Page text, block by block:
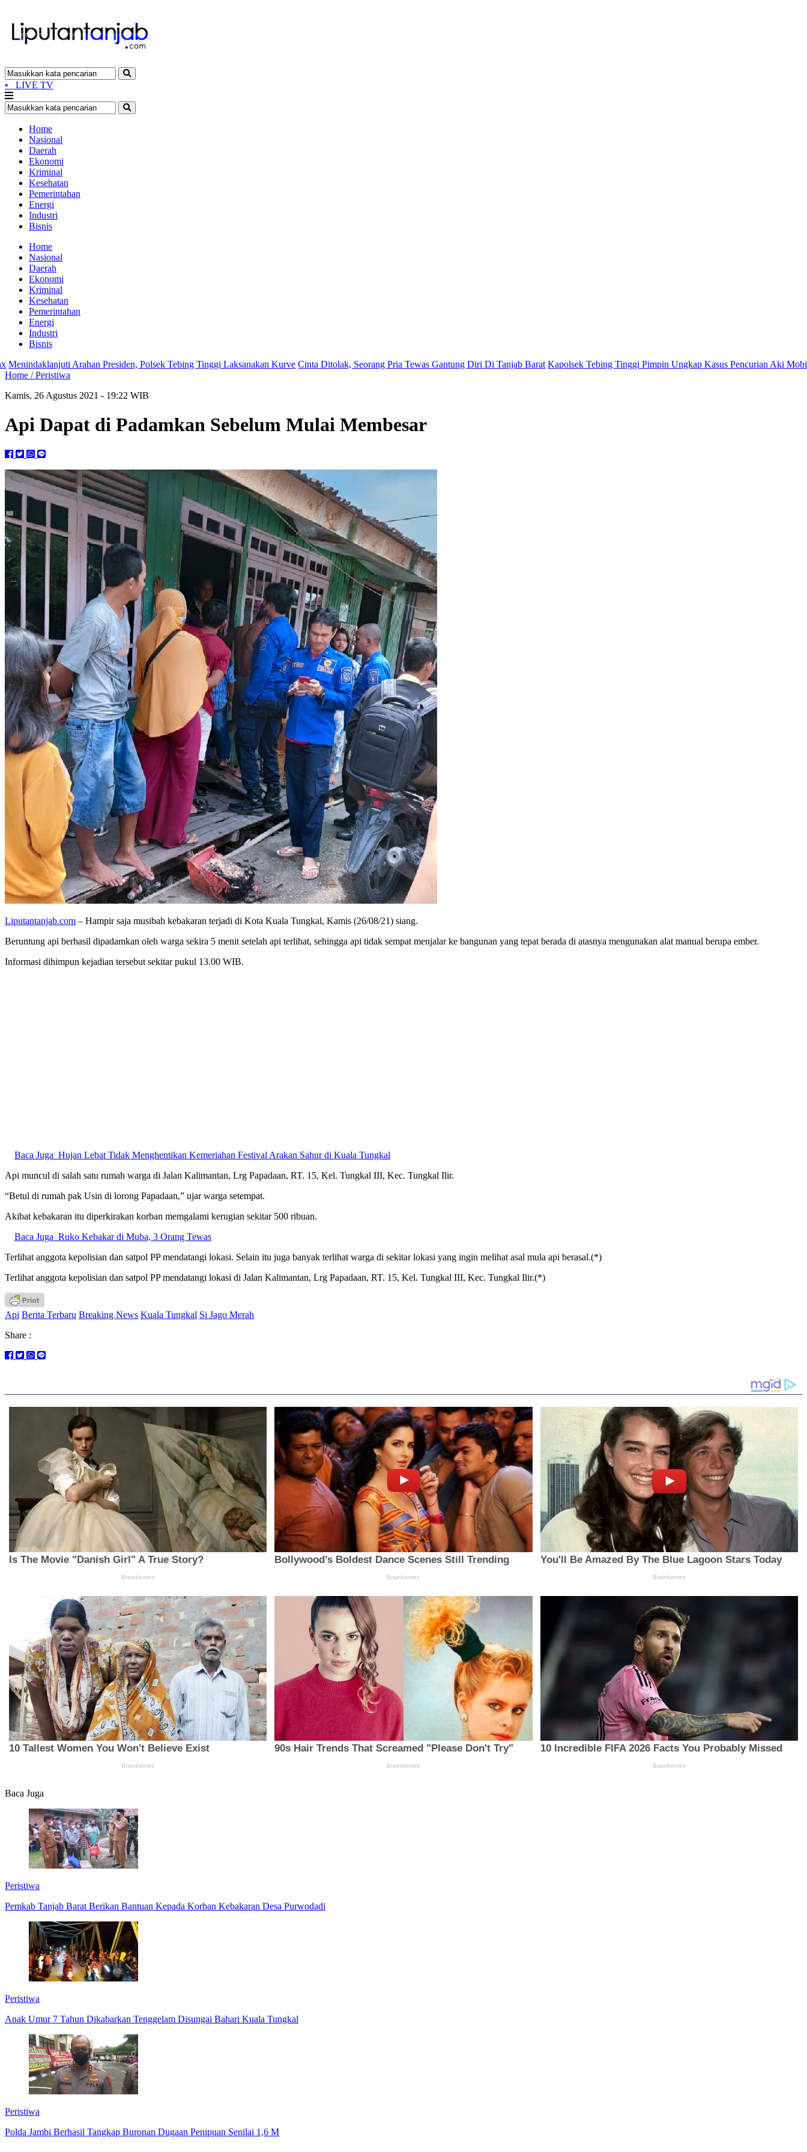
• LIVE TV
Home
Nasional
Daerah
Ekonomi
Kriminal
Kesehatan
Pemerintahan
Energi
Industri
Bisnis
Home
Nasional
Daerah
Ekonomi
Kriminal
Kesehatan
Pemerintahan
Energi
Industri
Bisnis
Arahan Presiden, Polsek Tebing Tinggi Laksanakan Kurve Cinta Ditolak, Seorang Pria Tewas Gantung Diri Di Tanjab Barat Kapolsek Tebing Tinggi Pimpin Ungkap Kasus Pencurian Aki Mobil Yang Sering
Home /Peristiwa
Kamis, 26 Agustus 2021 - 19:22 WIB
Api Dapat di Padamkan Sebelum Mulai Membesar
Liputantanjab.com – Hampir saja musibah kebakaran terjadi di Kota Kuala Tungkal, Kamis (26/08/21) siang.
Beruntung api berhasil dipadamkan oleh warga sekira 5 menit setelah api terlihat, sehingga api tidak sempat menjalar ke bangunan yang tepat berada di atasnya mengunakan alat manual berupa ember.
Informasi dihimpun kejadian tersebut sekitar pukul 13.00 WIB.
Baca Juga Hujan Lebat Tidak Menghentikan Kemeriahan Festival Arakan Sahur di Kuala Tungkal
Api muncul di salah satu rumah warga di Jalan Kalimantan, Lrg Papadaan, RT. 15, Kel. Tungkal III, Kec. Tungkal Ilir.
“Betul di rumah pak Usin di lorong Papadaan,” ujar warga setempat.
Akibat kebakaran itu diperkirakan korban memgalami kerugian sekitar 500 ribuan.
Baca Juga Ruko Kebakar di Muba, 3 Orang Tewas
Terlihat anggota kepolisian dan satpol PP mendatangi lokasi. Selain itu juga banyak terlihat warga di sekitar lokasi yang ingin melihat asal mula api berasal.(*)
Terlihat anggota kepolisian dan satpol PP mendatangi lokasi di Jalan Kalimantan, Lrg Papadaan, RT. 15, Kel. Tungkal III, Kec. Tungkal Ilir.(*)
Api Berita Terbaru Breaking News Kuala Tungkal Si Jago Merah
Share :
Baca Juga
Peristiwa
Pemkab Tanjab Barat Berikan Bantuan Kepada Korban Kebakaran Desa Purwodadi
Peristiwa
Anak Umur 7 Tahun Dikabarkan Tenggelam Disungai Bahari Kuala Tungkal
Peristiwa
Polda Jambi Berhasil Tangkap Buronan Dugaan Penipuan Senilai 1,6 M